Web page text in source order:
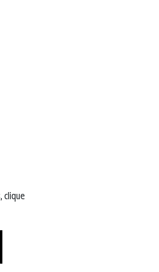
clique